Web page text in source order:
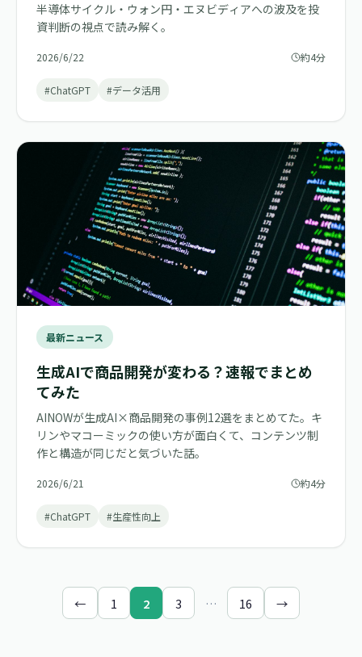
半導体サイクル・ウォン円・エヌビディアへの波及を投
資判断の視点で読み解く。
2026/6/22 約4分
#ChatGPT #データ活用
最新ニュース
生成AIで商品開発が変わる？速報でまとめ
てみた
AINOWが生成AI×商品開発の事例12選をまとめてた。キ
リンやマコーミックの使い方が面白くて、コンテンツ制
作と構造が同じだと気づいた話。
2026/6/21 約4分
#ChatGPT #生産性向上
← 1 2 3 … 16 →